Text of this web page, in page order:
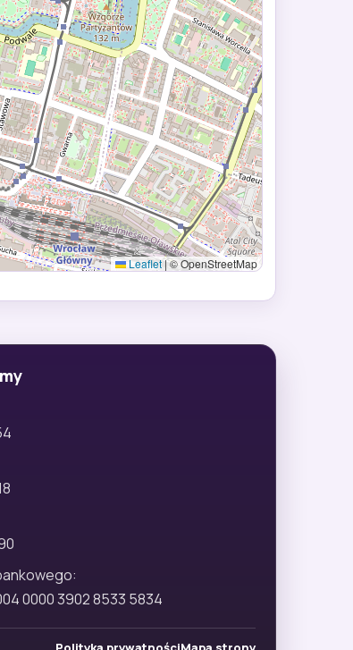
Leaflet|© OpenStreetMap
0000 3902 8533 5834